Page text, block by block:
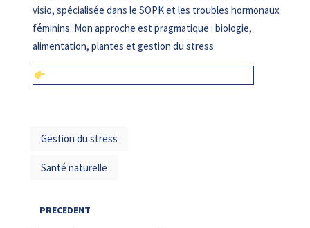
visio, spécialisée dans le SOPK et les troubles hormonaux
féminins. Mon approche est pragmatique : biologie,
alimentation, plantes et gestion du stress.
Gestion du stress
Santé naturelle
PRECEDENT